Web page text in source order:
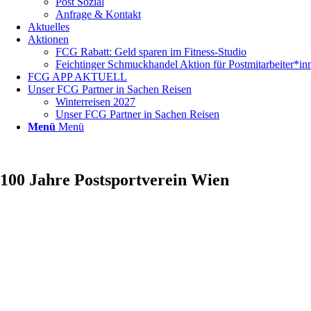
Anfrage & Kontakt
Aktuelles
Aktionen
FCG Rabatt: Geld sparen im Fitness-Studio
Feichtinger Schmuckhandel Aktion für
FCG APP AKTUELL
Unser FCG Partner in Sachen Reisen
Winterreisen 2027
Unser FCG Partner in Sachen Reisen
Menü Menü
100 Jahre Postsportverein Wien